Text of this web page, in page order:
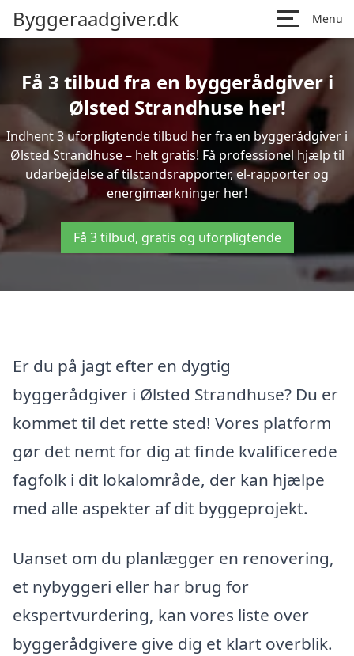
Byggeraadgiver.dk Menu
Få 3 tilbud fra en byggerådgiver i
Ølsted Strandhuse her!
Indhent 3 uforpligtende tilbud her fra en byggerådgiver i
Ølsted Strandhuse – helt gratis! Få professionel hjælp til
udarbejdelse af tilstandsrapporter, el-rapporter og
energimærkninger her!
Få 3 tilbud, gratis og uforpligtende
Er du på jagt efter en dygtig
byggerådgiver i Ølsted Strandhuse? Du er
kommet til det rette sted! Vores platform
gør det nemt for dig at finde kvalificerede
fagfolk i dit lokalområde, der kan hjælpe
med alle aspekter af dit byggeprojekt.
Uanset om du planlægger en renovering,
et nybyggeri eller har brug for
ekspertvurdering, kan vores liste over
byggerådgivere give dig et klart overblik.